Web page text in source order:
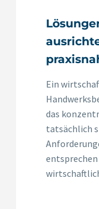
Ein
das
tatsächlich